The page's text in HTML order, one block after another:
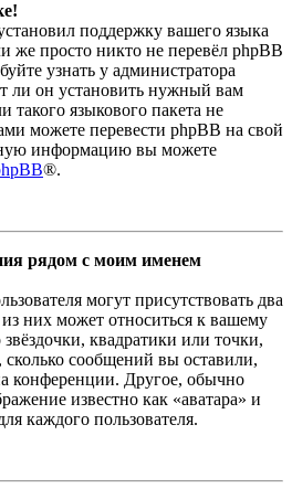
поддержку вашего языка
же просто никто не перевёл phpBB
узнать у администратора
ли он установить нужный вам
такого языкового пакета не
можете перевести phpBB на свой
информацию вы можете
®.
рядом с моим именем
могут присутствовать два
них может относиться к вашему
квадратики или точки,
сообщений вы оставили,
конференции. Другое, обычно
известно как «аватара» и
каждого пользователя.